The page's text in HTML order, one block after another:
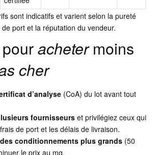
sont indicatifs et varient selon la pureté
port et la réputation du vendeur.
achetermoins
cher
d’analyse (CoA) du lot avant tout
fournisseurs et privilégiez ceux qui
de port et les délais de livraison.
conditionnements plus grands (50
le prix au mg.